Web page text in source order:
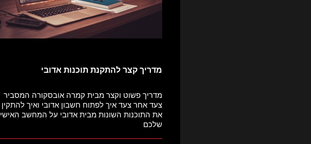
מדריך קצר להתקנת תוכנות אדובי
מדריך פשוט וקצר מבית קמרה אובסקורה המסביר
צעד אחר צעד איך לפתוח חשבון אדובי ואיך להתקין
את התוכנות השונות מבית אדובי על המחשב האישי
שלכם